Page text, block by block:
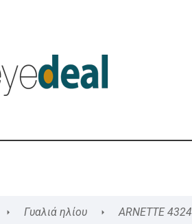
Γυαλιά ηλίου ARNETTE 4324